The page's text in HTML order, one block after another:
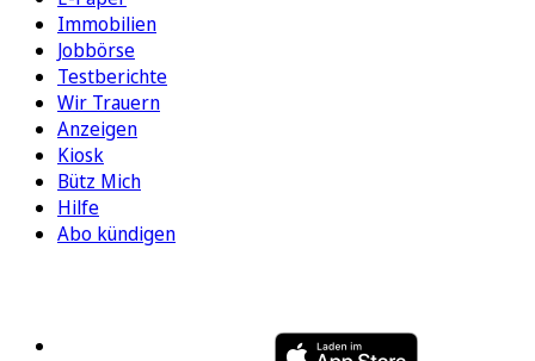
Immobilien
Jobbörse
Testberichte
Wir Trauern
Anzeigen
Kiosk
Bütz Mich
Hilfe
Abo kündigen